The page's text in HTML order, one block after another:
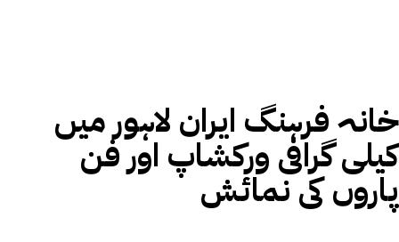
خانہ فرہنگ ایران لاہور میں
کیلی گرافی ورکشاپ اور فن
پاروں کی نمائش